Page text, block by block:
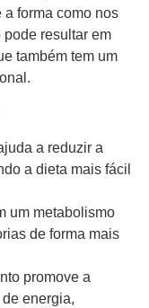
forma como nos
resultar em
também tem um
a reduzir a
a dieta mais fácil
um metabolismo
de forma mais
promove a
energia,